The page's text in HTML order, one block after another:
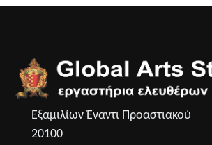
Εξαμιλίων Έναντι Προαστιακού
20100